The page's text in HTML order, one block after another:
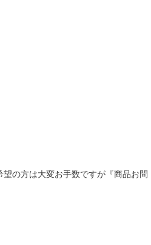
の方は大変お手数ですが『商品お問